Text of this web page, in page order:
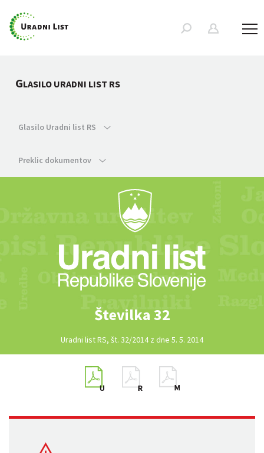
GLASILO URADNI LIST RS
Glasilo Uradni list RS
Preklic dokumentov
Številka 32
Uradni list RS, št. 32/2014 z dne 5. 5. 2014